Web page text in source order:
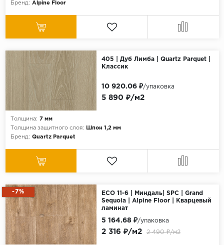
Бренд: Alpine Floor
405 | Дуб Лимба | Quartz Parquet |
Классик
Толщина: 7 мм
Толщина защитного слоя:
Шпон 1,2 мм
Бренд: Quartz Parquet
5 890 ₽/м2
10 920.06 ₽/упаковка
-7%
ECO 11-6 | Миндаль| SPC | Grand
Sequoia | Alpine Floor | Кварцевый
ламинат
2 316 ₽/м2 2 490 ₽/м2
5 164.68 ₽/упаковка